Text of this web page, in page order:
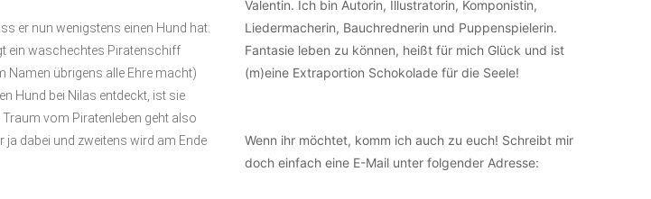
er nun wenigstens einen Hund hat:
ein waschechtes Piratenschiff
Namen übrigens alle Ehre macht)
Hund bei Nilas entdeckt, ist sie
vom Piratenleben geht also
ja dabei und zweitens wird am Ende
Valentin. Ich bin Autorin, Illustratorin, Komponistin,
Liedermacherin, Bauchrednerin und Puppenspielerin.
Fantasie leben zu können, heißt für mich Glück und ist
(m)eine Extraportion Schokolade für die Seele!
Wenn ihr möchtet, komm ich auch zu euch! Schreibt mir
doch einfach eine E-Mail unter folgender Adresse: